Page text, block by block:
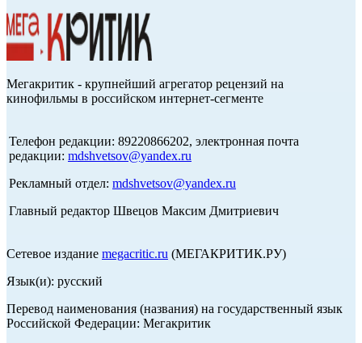
Мегакритик - крупнейший агрегатор рецензий на
кинофильмы в российском интернет-сегменте
Телефон редакции: 89220866202, электронная почта
редакции: mdshvetsov@yandex.ru
Рекламный отдел: mdshvetsov@yandex.ru
Главный редактор Швецов Максим Дмитриевич
Сетевое издание megacritic.ru (МЕГАКРИТИК.РУ)
Язык(и): русский
Перевод наименования (названия) на государственный язык
Российской Федерации: Мегакритик